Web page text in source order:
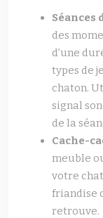
Séances
des
d’une
types de
chaton.
signal
de la
Cache-
meuble
votre
friandise
retrouve.